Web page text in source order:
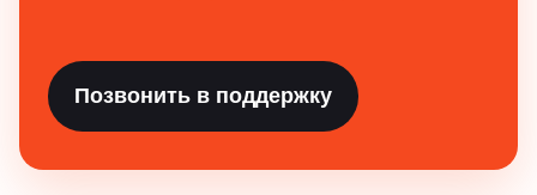
Позвонить в поддержку